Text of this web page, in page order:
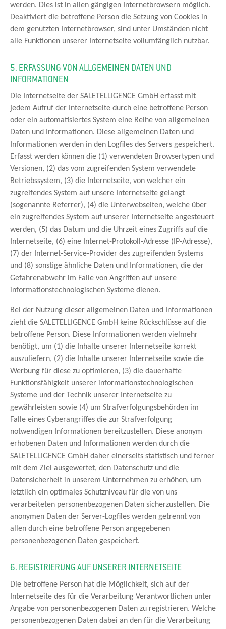
werden. Dies ist in allen gängigen Internetbrowsern möglich.
Deaktiviert die betroffene Person die Setzung von Cookies in
dem genutzten Internetbrowser, sind unter Umständen nicht
alle Funktionen unserer Internetseite vollumfänglich nutzbar.
5. ERFASSUNG VON ALLGEMEINEN DATEN UND
INFORMATIONEN
Die Internetseite der SALETELLIGENCE GmbH erfasst mit
jedem Aufruf der Internetseite durch eine betroffene Person
oder ein automatisiertes System eine Reihe von allgemeinen
Daten und Informationen. Diese allgemeinen Daten und
Informationen werden in den Logfiles des Servers gespeichert.
Erfasst werden können die (1) verwendeten Browsertypen und
Versionen, (2) das vom zugreifenden System verwendete
Betriebssystem, (3) die Internetseite, von welcher ein
zugreifendes System auf unsere Internetseite gelangt
(sogenannte Referrer), (4) die Unterwebseiten, welche über
ein zugreifendes System auf unserer Internetseite angesteuert
werden, (5) das Datum und die Uhrzeit eines Zugriffs auf die
Internetseite, (6) eine Internet-Protokoll-Adresse (IP-Adresse),
(7) der Internet-Service-Provider des zugreifenden Systems
und (8) sonstige ähnliche Daten und Informationen, die der
Gefahrenabwehr im Falle von Angriffen auf unsere
informationstechnologischen Systeme dienen.
Bei der Nutzung dieser allgemeinen Daten und Informationen
zieht die SALETELLIGENCE GmbH keine Rückschlüsse auf die
betroffene Person. Diese Informationen werden vielmehr
benötigt, um (1) die Inhalte unserer Internetseite korrekt
auszuliefern, (2) die Inhalte unserer Internetseite sowie die
Werbung für diese zu optimieren, (3) die dauerhafte
Funktionsfähigkeit unserer informationstechnologischen
Systeme und der Technik unserer Internetseite zu
gewährleisten sowie (4) um Strafverfolgungsbehörden im
Falle eines Cyberangriffes die zur Strafverfolgung
notwendigen Informationen bereitzustellen. Diese anonym
erhobenen Daten und Informationen werden durch die
SALETELLIGENCE GmbH daher einerseits statistisch und ferner
mit dem Ziel ausgewertet, den Datenschutz und die
Datensicherheit in unserem Unternehmen zu erhöhen, um
letztlich ein optimales Schutzniveau für die von uns
verarbeiteten personenbezogenen Daten sicherzustellen. Die
anonymen Daten der Server-Logfiles werden getrennt von
allen durch eine betroffene Person angegebenen
personenbezogenen Daten gespeichert.
6. REGISTRIERUNG AUF UNSERER INTERNETSEITE
Die betroffene Person hat die Möglichkeit, sich auf der
Internetseite des für die Verarbeitung Verantwortlichen unter
Angabe von personenbezogenen Daten zu registrieren. Welche
personenbezogenen Daten dabei an den für die Verarbeitung